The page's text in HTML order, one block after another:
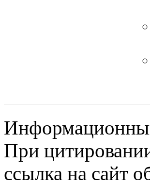
При
ссылка на сайт